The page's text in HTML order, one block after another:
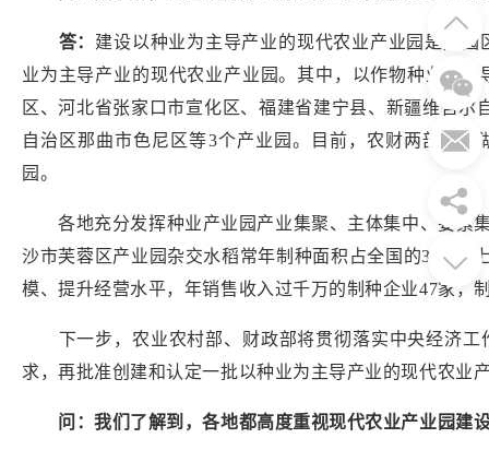
答： 建设以种业为主导产业的现代农业产业园是用
业为主导产业的现代农业产业园。其中，以作物种业为
区、河北省张家口市宣化区、福建省建宁县、新疆维吾尔
自治区那曲市色尼区等3个产业园。目前，农财两部已将
园。
各地充分发挥种业产业园产业集聚、主体集中、要素集
沙市芙蓉区产业园杂交水稻常年制种面积占全国的30%以
模、提升经营水平，年销售收入过千万的制种企业47家，
下一步，农业农村部、财政部将贯彻落实中央经济工
求，再批准创建和认定一批以种业为主导产业的现代农
问：我们了解到，各地都高度重视现代农业产业园建